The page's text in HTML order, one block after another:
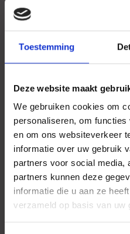
Toestemming
Deze website maakt
We gebruiken cookies om
personaliseren, om
en om ons websiteverkeer
informatie over uw gebruik
partners voor social media,
partners kunnen deze
informatie die u aan ze
verzameld op basis van uw